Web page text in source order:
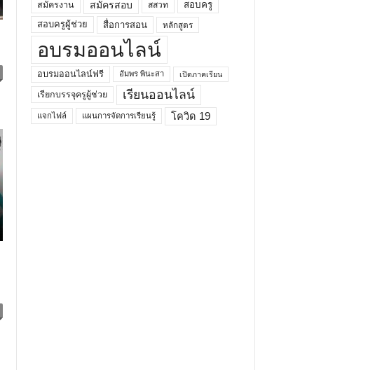
สมัครงาน สมัครสอบ สสวท
สอบครู
สอบครูผู้ช่วย
สื่อการสอน หลักสูตร
อบรมออนไลน์
อบรมออนไลน์ฟรี อัมพร พินะสา เปิดภาคเรียน
เรียกบรรจุครูผู้ช่วย เรียนออนไลน์
แจกไฟล์ แผนการจัดการเรียนรู้ โควิด 19